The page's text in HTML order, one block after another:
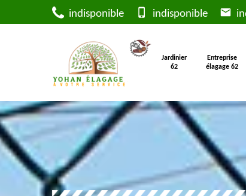
indisponible indisponible
Jardinier
62
Entreprise
élagage 62